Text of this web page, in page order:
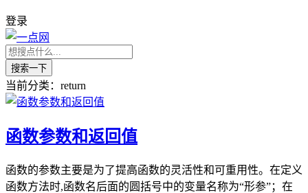
登录
搜索一下
当前分类：return
函数参数和返回值
函数的参数主要是为了提高函数的灵活性和可重用性。在定义
函数方法时,函数名后面的圆括号中的变量名称为“形参”；在